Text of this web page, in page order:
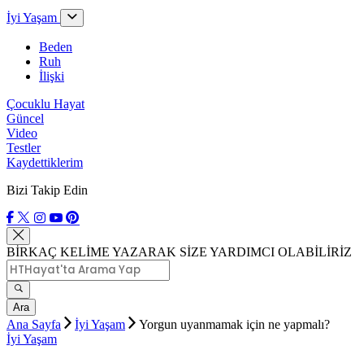
İyi Yaşam
Beden
Ruh
İlişki
Çocuklu Hayat
Güncel
Video
Testler
Kaydettiklerim
Bizi Takip Edin
BİRKAÇ KELİME YAZARAK SİZE YARDIMCI OLABİLİRİZ
Ara
Ana Sayfa İyi Yaşam
Yorgun uyanmamak için ne yapmalı?
İyi Yaşam